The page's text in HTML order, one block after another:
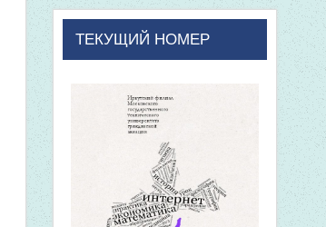
ТЕКУЩИЙ НОМЕР